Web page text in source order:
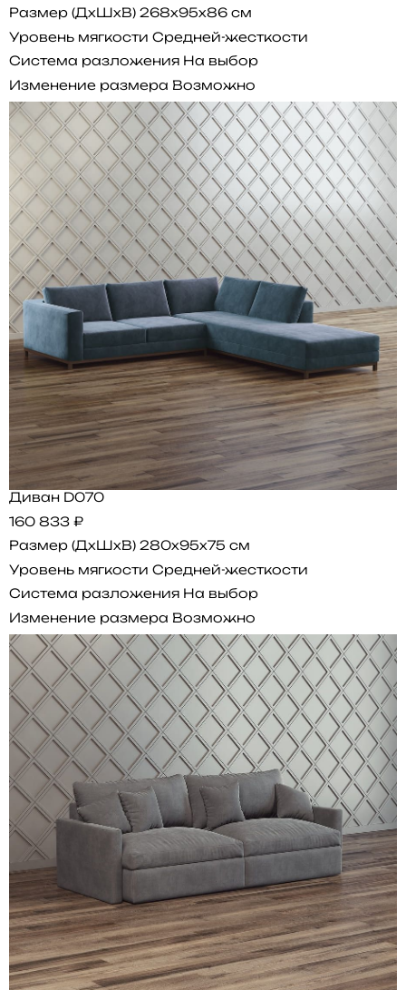
Размер (ДхШхВ) 268x95x86 см
Уровень мягкости Средней-жесткости
Система разложения На выбор
Изменение размера Возможно
Диван D070
160 833 ₽
Размер (ДхШхВ) 280x95x75 см
Уровень мягкости Средней-жесткости
Система разложения На выбор
Изменение размера Возможно